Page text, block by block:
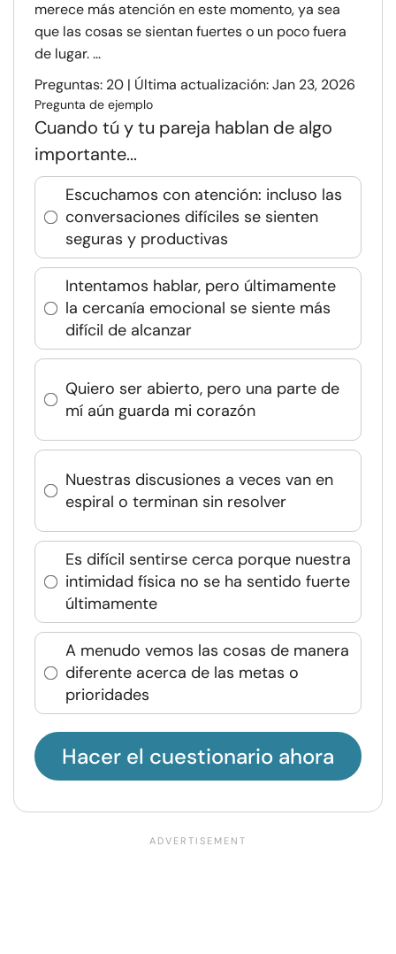
merece más atención en este momento, ya sea
que las cosas se sientan fuertes o un poco fuera
de lugar. ...
Preguntas: 20 | Última actualización: Jan 23, 2026
Pregunta de ejemplo
Cuando tú y tu pareja hablan de algo
importante...
Escuchamos con atención: incluso las
conversaciones difíciles se sienten
seguras y productivas
Intentamos hablar, pero últimamente
la cercanía emocional se siente más
difícil de alcanzar
Quiero ser abierto, pero una parte de
mí aún guarda mi corazón
Nuestras discusiones a veces van en
espiral o terminan sin resolver
Es difícil sentirse cerca porque nuestra
intimidad física no se ha sentido fuerte
últimamente
A menudo vemos las cosas de manera
diferente acerca de las metas o
prioridades
Hacer el cuestionario ahora